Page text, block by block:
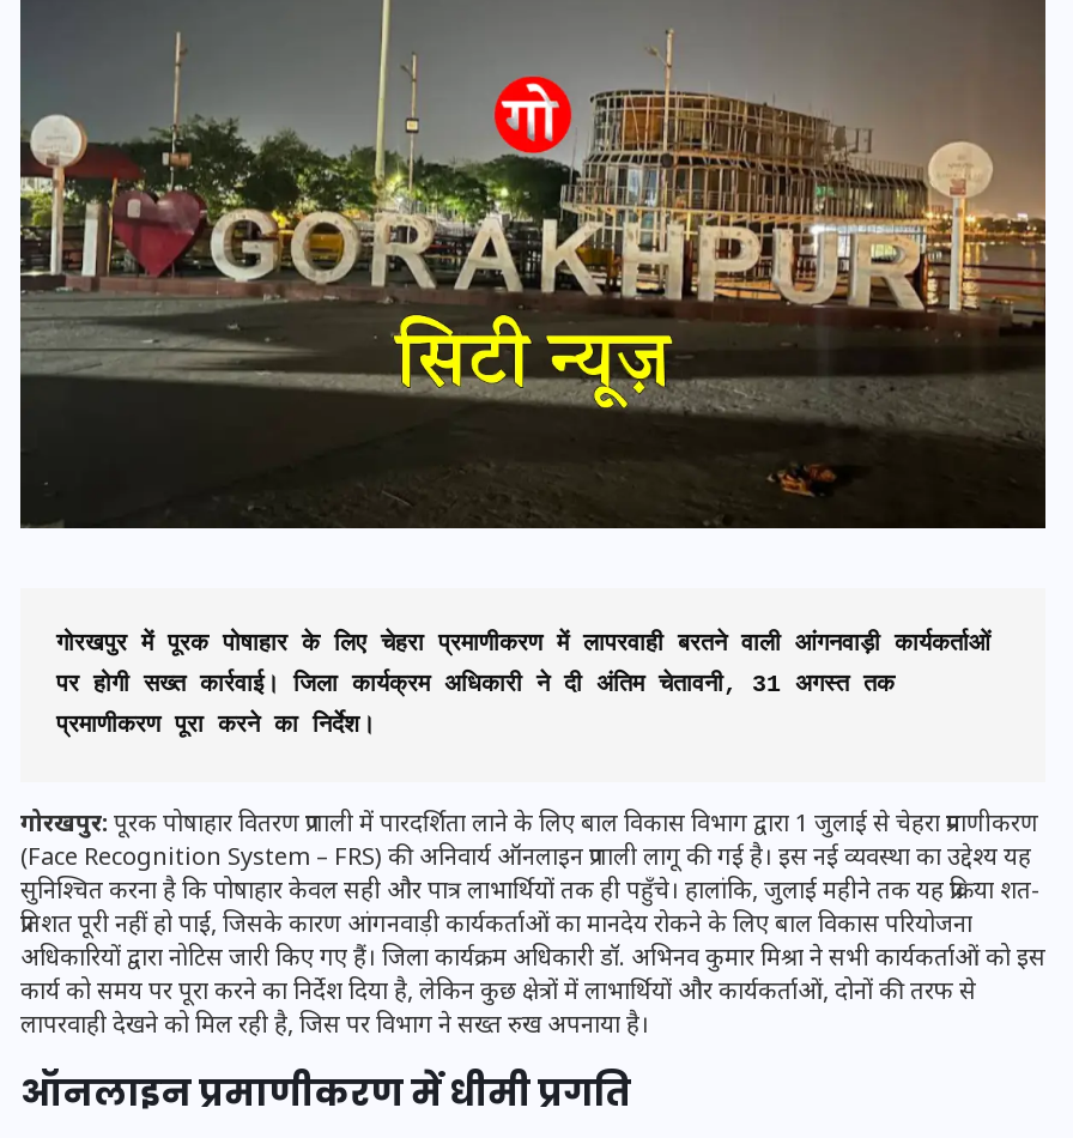
गोरखपुर में पूरक पोषाहार के लिए चेहरा प्रमाणीकरण में लापरवाही बरतने वाली आंगनवाड़ी कार्यकर्ताओं
पर होगी सख्त कार्रवाई। जिला कार्यक्रम अधिकारी ने दी अंतिम चेतावनी, 31 अगस्त तक
प्रमाणीकरण पूरा करने का निर्देश।
गोरखपुर: पूरक पोषाहार वितरण प्रणाली में पारदर्शिता लाने के लिए बाल विकास विभाग द्वारा 1 जुलाई से चेहरा प्रमाणीकरण
(Face Recognition System – FRS) की अनिवार्य ऑनलाइन प्रणाली लागू की गई है। इस नई व्यवस्था का उद्देश्य यह
सुनिश्चित करना है कि पोषाहार केवल सही और पात्र लाभार्थियों तक ही पहुँचे। हालांकि, जुलाई महीने तक यह प्रक्रिया शत-
प्रतिशत पूरी नहीं हो पाई, जिसके कारण आंगनवाड़ी कार्यकर्ताओं का मानदेय रोकने के लिए बाल विकास परियोजना
अधिकारियों द्वारा नोटिस जारी किए गए हैं। जिला कार्यक्रम अधिकारी डॉ. अभिनव कुमार मिश्रा ने सभी कार्यकर्ताओं को इस
कार्य को समय पर पूरा करने का निर्देश दिया है, लेकिन कुछ क्षेत्रों में लाभार्थियों और कार्यकर्ताओं, दोनों की तरफ से
लापरवाही देखने को मिल रही है, जिस पर विभाग ने सख्त रुख अपनाया है।
ऑनलाइन प्रमाणीकरण में धीमी प्रगति
यूपी लेखपाल भर्ती: ओबीसी को
मिली बड़ी राहत, 2158 पदों पर
बंपर वैकेंसी, जनरल कोटे में भारी
कटौती
29 दिसम्बर 2025
वोटर लिस्ट पुनरीक्षण कार्यक्रम में
हुआ बदलाव, देखें नई तारीखों की
पूरी लिस्ट
भारत में स्टारलिंक की लैंडिंग में
अड़चन: डेटा सिक्योरिटी और
स्पेक्ट्रम की कीमत पर फंसा पेंच,
आया बड़ा अपडेट
30 दिसम्बर 2025
भारत में स्टारलिंक की लैंडिंग में
अड़चन: डेटा सिक्योरिटी और
स्पेक्ट्रम की कीमत पर फंसा पेंच,
आया बड़ा अपडेट
30 दिसम्बर 2025